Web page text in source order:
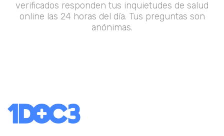
verificados responden tus inquietudes de salud
online las 24 horas del día. Tus preguntas son
anónimas.